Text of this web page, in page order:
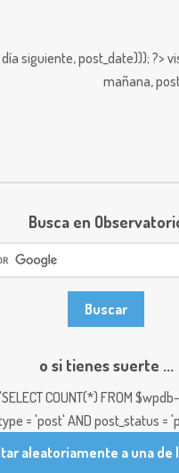
día siguiente,post_date))); ?>
mañana,
Busca en
o si tienes suerte ...
COUNT(*) FROM
= 'post' AND post_status =
aleatoriamente a una de